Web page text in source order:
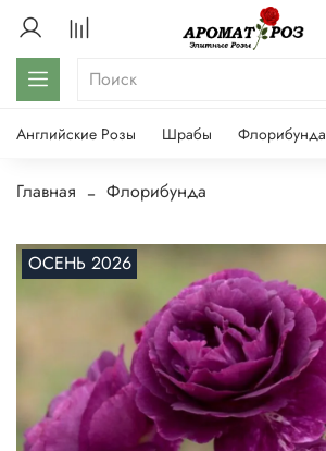
Английские Розы Шрабы Флорибунда
Главная Флорибунда
ОСЕНЬ 2026